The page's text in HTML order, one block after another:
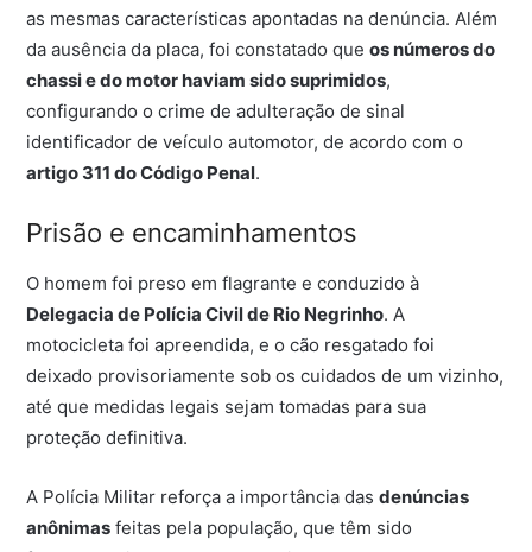
as mesmas características apontadas na denúncia. Além
da ausência da placa, foi constatado queos números do
chassi e do motor haviam sido suprimidos,
configurando o crime de adulteração de sinal
identificador de veículo automotor, de acordo com o
artigo 311 do Código Penal.
Prisão e encaminhamentos
O homem foi preso em flagrante e conduzido à
Delegacia de Polícia Civil de Rio Negrinho. A
motocicleta foi apreendida, e o cão resgatado foi
deixado provisoriamente sob os cuidados de um vizinho,
até que medidas legais sejam tomadas para sua
proteção definitiva.
A Polícia Militar reforça a importância dasdenúncias
anônimas feitas pela população, que têm sido